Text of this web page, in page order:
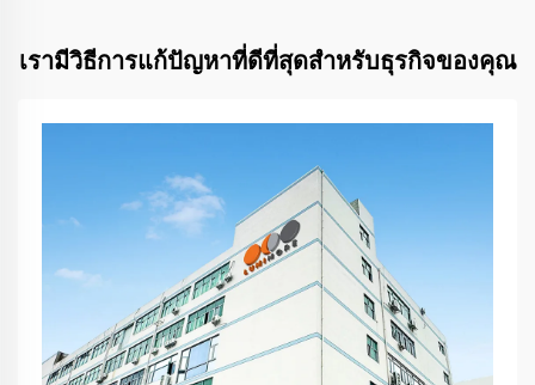
เรามีวิธีการแก้ปัญหาที่ดีที่สุดสำหรับธุรกิจของคุณ